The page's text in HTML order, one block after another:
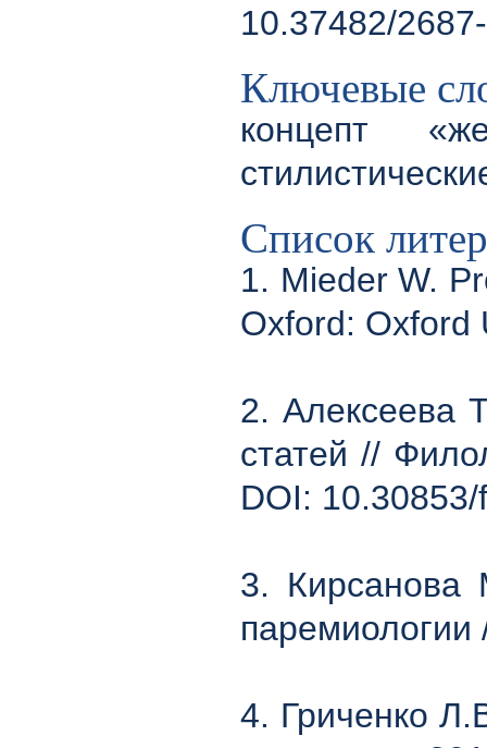
10.37482/
Ключевые
концепт
Список
1. Mieder W.
Oxford: Oxford
2. Алексеева
статей //
DOI:
3. Кирсанова
4. Гриченко